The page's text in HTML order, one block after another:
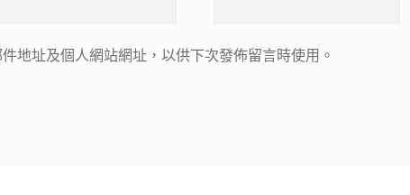
地址及個人網站網址，以供下次發佈留言時使用。